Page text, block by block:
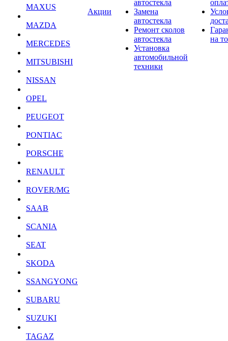
MAXUS
MAZDA
MERCEDES
MITSUBISHI
NISSAN
OPEL
PEUGEOT
PONTIAC
PORSCHE
RENAULT
ROVER/MG
SAAB
SCANIA
SEAT
SKODA
SSANGYONG
SUBARU
SUZUKI
TAGAZ
Акции
автостекла
Замена
автостекла
Ремонт сколов
автостекла
Установка
автомобильной
техники
на